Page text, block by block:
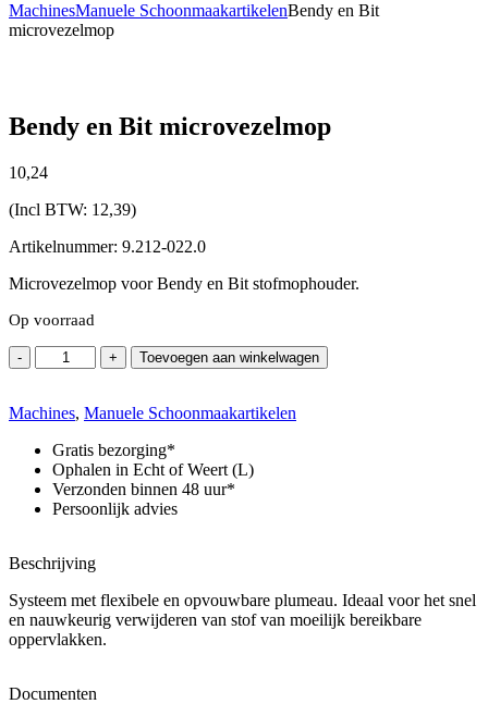
MachinesManuele SchoonmaakartikelenBendy en Bit
microvezelmop
Bendy en Bit microvezelmop
10,24
(Incl BTW: 12,39)
Artikelnummer: 9.212-022.0
Microvezelmop voor Bendy en Bit stofmophouder.
Op voorraad
-
Bendy
en
microvezelmop
+ Toevoegen aan winkelwagen
Machines, Manuele Schoonmaakartikelen
Gratis bezorging*
Ophalen in Echt of Weert (L)
Verzonden binnen 48 uur*
Persoonlijk advies
Beschrijving
Systeem met flexibele en opvouwbare plumeau. Ideaal voor het snel
en nauwkeurig verwijderen van stof van moeilijk bereikbare
oppervlakken.
Documenten